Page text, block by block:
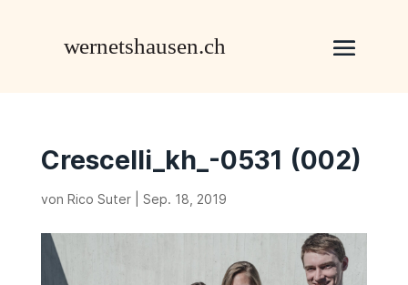
Crescelli_kh_-0531 (002)
von Rico Suter| Sep. 18, 2019